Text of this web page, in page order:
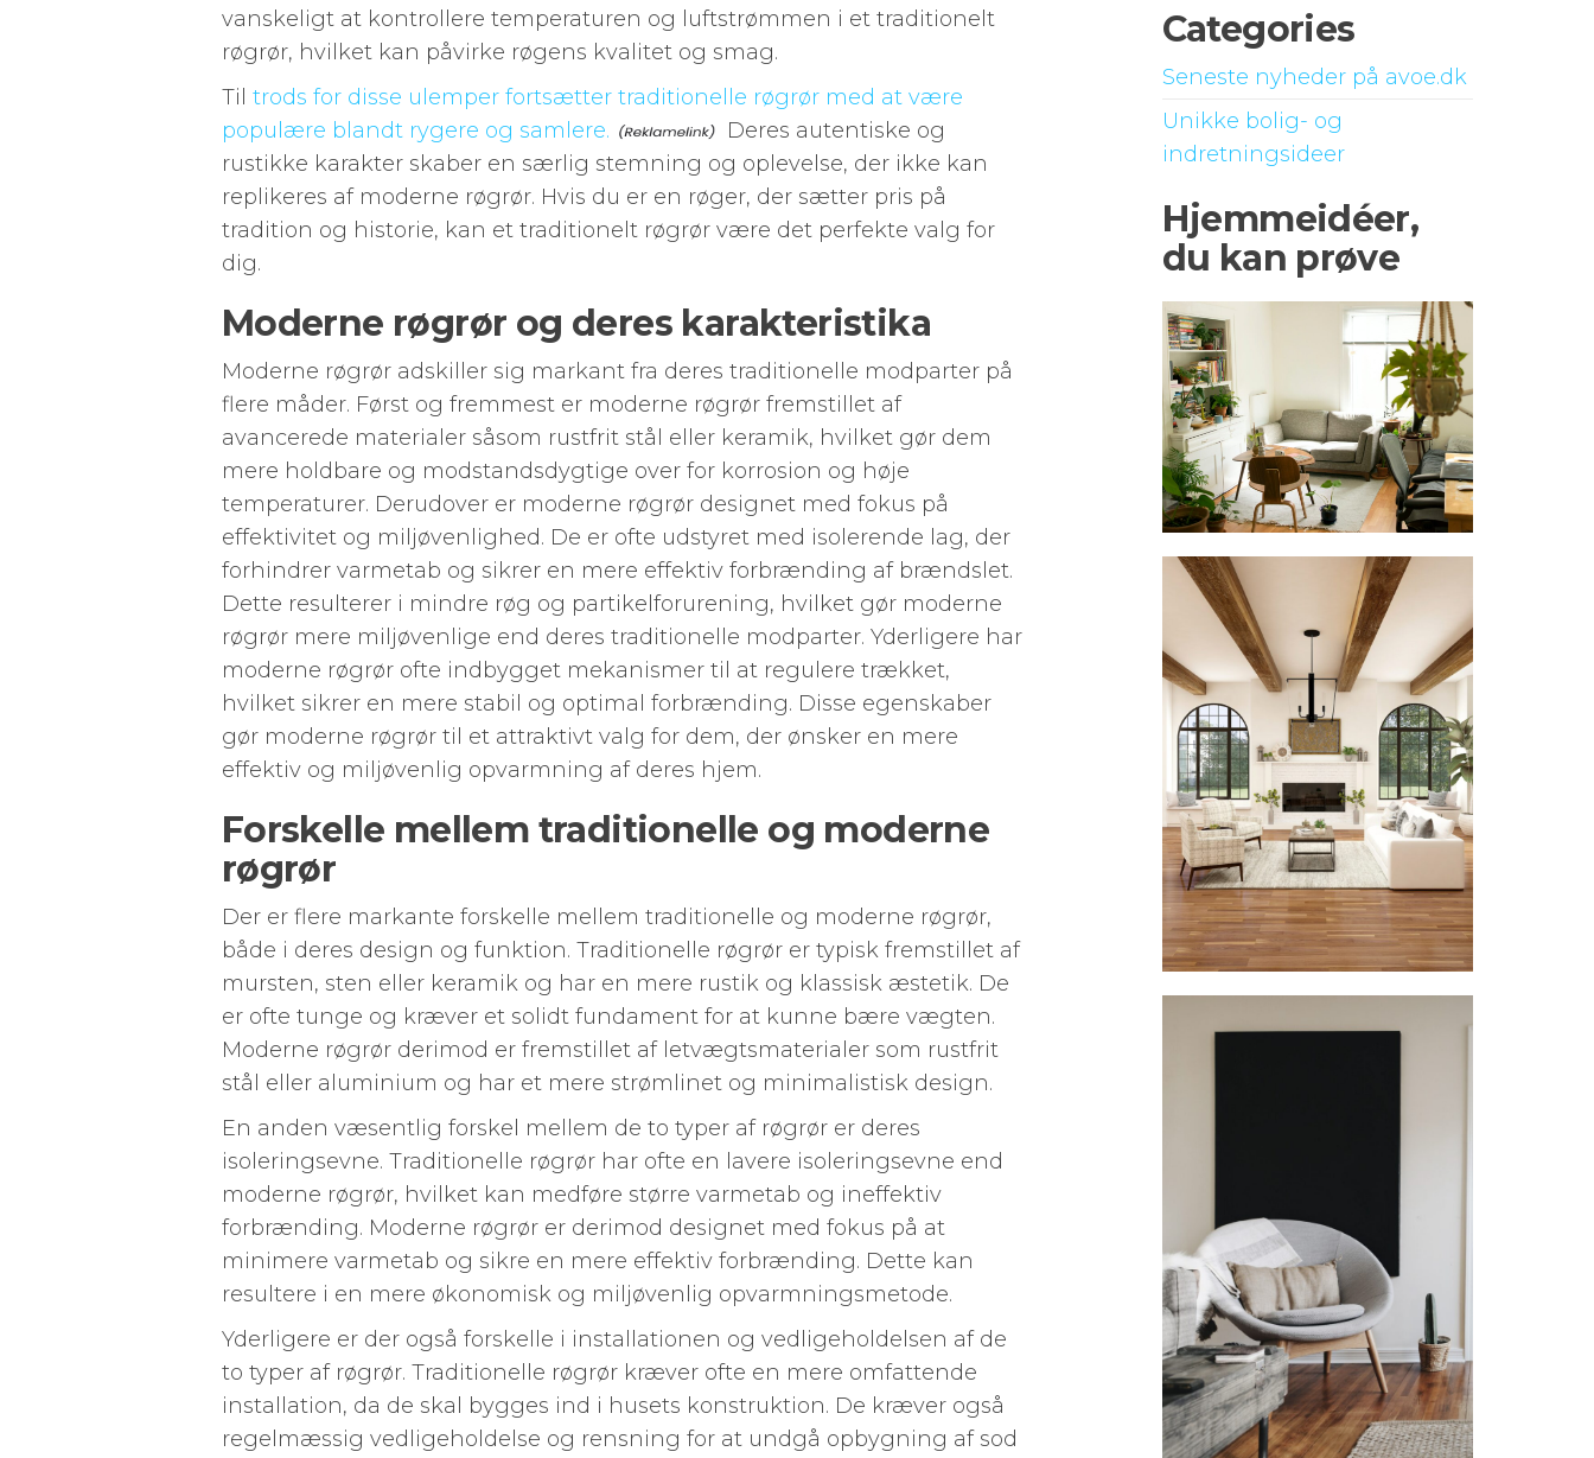
vanskeligt at kontrollere temperaturen og luftstrømmen i et traditionelt
røgrør, hvilket kan påvirke røgens kvalitet og smag.
Til trods for disse ulemper fortsætter traditionelle røgrør med at være
populære blandt rygere og samlere.
Deres autentiske og
rustikke karakter skaber en særlig stemning og oplevelse, der ikke kan
replikeres af moderne røgrør. Hvis du er en røger, der sætter pris på
tradition og historie, kan et traditionelt røgrør være det perfekte valg for
dig.
Moderne røgrør og deres karakteristika
Moderne røgrør adskiller sig markant fra deres traditionelle modparter på
flere måder. Først og fremmest er moderne røgrør fremstillet af
avancerede materialer såsom rustfrit stål eller keramik, hvilket gør dem
mere holdbare og modstandsdygtige over for korrosion og høje
temperaturer. Derudover er moderne røgrør designet med fokus på
effektivitet og miljøvenlighed. De er ofte udstyret med isolerende lag, der
forhindrer varmetab og sikrer en mere effektiv forbrænding af brændslet.
Dette resulterer i mindre røg og partikelforurening, hvilket gør moderne
røgrør mere miljøvenlige end deres traditionelle modparter. Yderligere har
moderne røgrør ofte indbygget mekanismer til at regulere trækket,
hvilket sikrer en mere stabil og optimal forbrænding. Disse egenskaber
gør moderne røgrør til et attraktivt valg for dem, der ønsker en mere
effektiv og miljøvenlig opvarmning af deres hjem.
Forskelle mellem traditionelle og moderne
røgrør
Der er flere markante forskelle mellem traditionelle og moderne røgrør,
både i deres design og funktion. Traditionelle røgrør er typisk fremstillet af
mursten, sten eller keramik og har en mere rustik og klassisk æstetik. De
er ofte tunge og kræver et solidt fundament for at kunne bære vægten.
Moderne røgrør derimod er fremstillet af letvægtsmaterialer som rustfrit
stål eller aluminium og har et mere strømlinet og minimalistisk design.
En anden væsentlig forskel mellem de to typer af røgrør er deres
isoleringsevne. Traditionelle røgrør har ofte en lavere isoleringsevne end
moderne røgrør, hvilket kan medføre større varmetab og ineffektiv
forbrænding. Moderne røgrør er derimod designet med fokus på at
minimere varmetab og sikre en mere effektiv forbrænding. Dette kan
resultere i en mere økonomisk og miljøvenlig opvarmningsmetode.
Yderligere er der også forskelle i installationen og vedligeholdelsen af de
to typer af røgrør. Traditionelle røgrør kræver ofte en mere omfattende
installation, da de skal bygges ind i husets konstruktion. De kræver også
regelmæssig vedligeholdelse og rensning for at undgå opbygning af sod
Categories
Seneste nyheder på avoe.dk
Unikke bolig- og
indretningsideer
Hjemmeidéer,
du kan prøve